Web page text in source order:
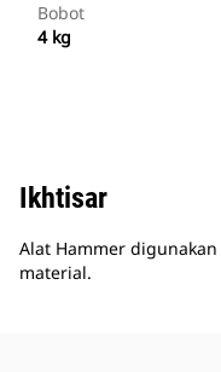
Bobot
4 kg
Ikhtisar
Alat Hammer
material.